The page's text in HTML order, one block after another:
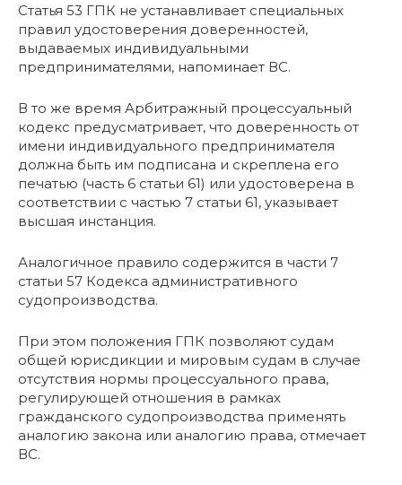
Статья 53 ГПК не устанавливает специальных
правил удостоверения доверенностей,
выдаваемых индивидуальными
предпринимателями, напоминает ВС.
В то же время Арбитражный процессуальный
кодекс предусматривает, что доверенность от
имени индивидуального предпринимателя
должна быть им подписана и скреплена его
печатью (часть 6 статьи 61) или удостоверена в
соответствии с частью 7 статьи 61, указывает
высшая инстанция.
Аналогичное правило содержится в части 7
статьи 57 Кодекса административного
судопроизводства.
При этом положения ГПК позволяют судам
общей юрисдикции и мировым судам в случае
отсутствия нормы процессуального права,
регулирующей отношения в рамках
гражданского судопроизводства применять
аналогию закона или аналогию права, отмечает
ВС.